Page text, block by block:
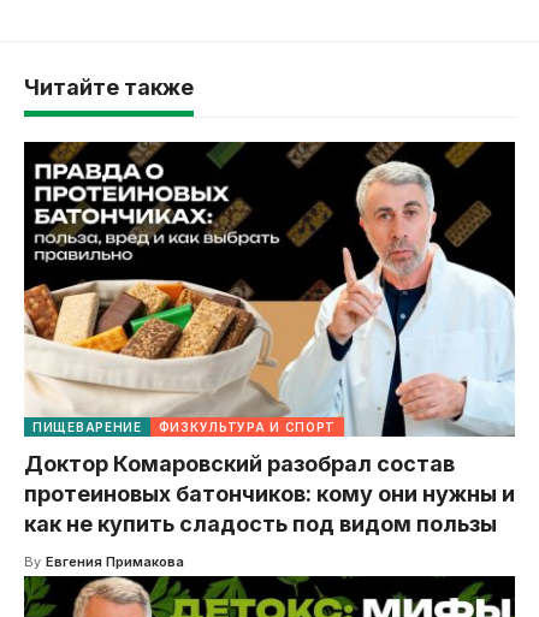
Читайте также
ПИЩЕВАРЕНИЕ ФИЗКУЛЬТУРА И СПОРТ
Доктор Комаровский разобрал состав
протеиновых батончиков: кому они нужны и
как не купить сладость под видом пользы
By Евгения Примакова